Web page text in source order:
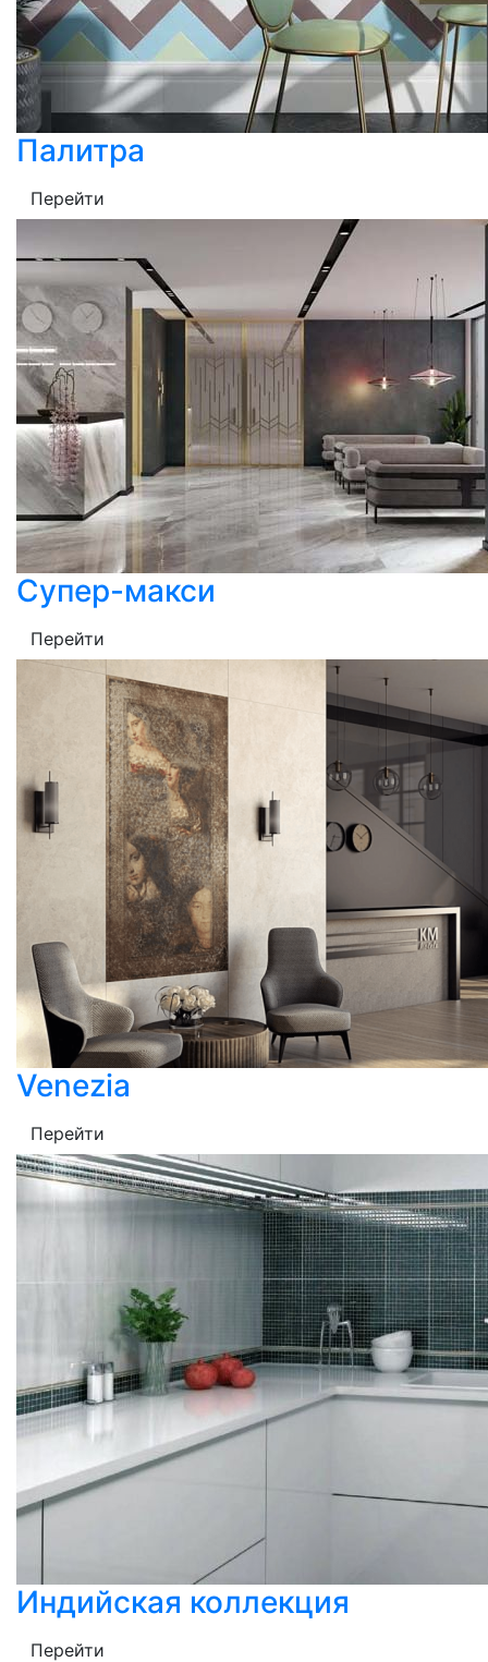
Палитра
Перейти
Супер-макси
Перейти
Venezia
Перейти
Индийская коллекция
Перейти